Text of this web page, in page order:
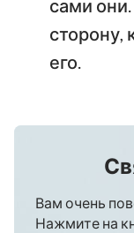
сами
сторону,
его.
Вам очень
Нажмите на